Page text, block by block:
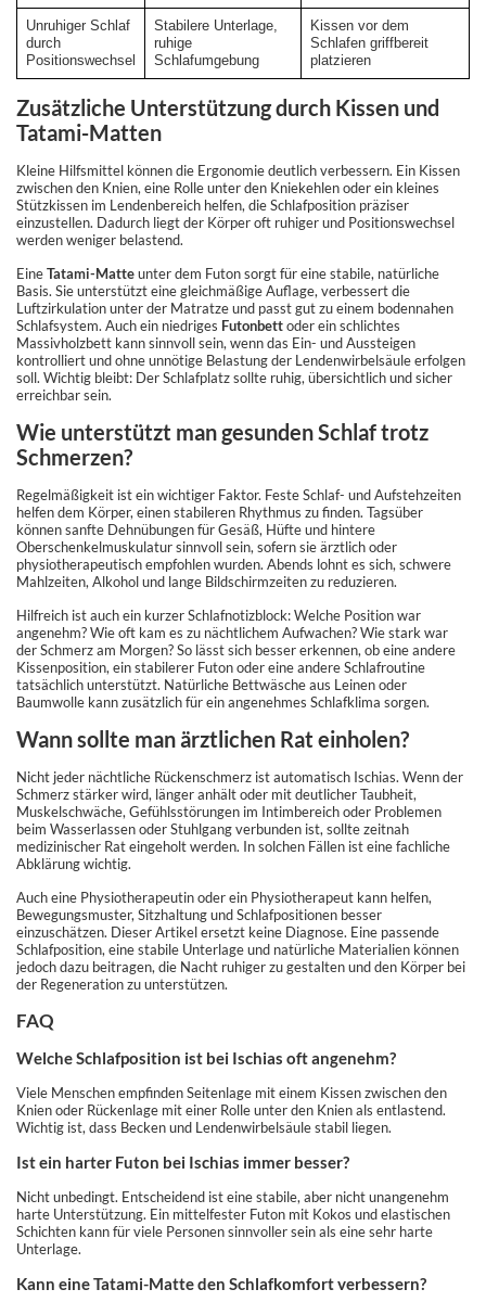
Unruhiger Schlaf
durch
Positionswechsel
Stabilere Unterlage,
ruhige
Schlafumgebung
Kissen vor dem
Schlafen griffbereit
platzieren
Zusätzliche Unterstützung durch Kissen und
Tatami-Matten
Kleine Hilfsmittel können die Ergonomie deutlich verbessern. Ein Kissen
zwischen den Knien, eine Rolle unter den Kniekehlen oder ein kleines
Stützkissen im Lendenbereich helfen, die Schlafposition präziser
einzustellen. Dadurch liegt der Körper oft ruhiger und Positionswechsel
werden weniger belastend.
EineTatami-Matteunter dem Futon sorgt für eine stabile, natürliche
Basis. Sie unterstützt eine gleichmäßige Auflage, verbessert die
Luftzirkulation unter der Matratze und passt gut zu einem bodennahen
Schlafsystem. Auch ein niedriges Futonbettoder ein schlichtes
Massivholzbett kann sinnvoll sein, wenn das Ein- und Aussteigen
kontrolliert und ohne unnötige Belastung der Lendenwirbelsäule erfolgen
soll. Wichtig bleibt: Der Schlafplatz sollte ruhig, übersichtlich und sicher
erreichbar sein.
Wie unterstützt man gesunden Schlaf trotz
Schmerzen?
Regelmäßigkeit ist ein wichtiger Faktor. Feste Schlaf- und Aufstehzeiten
helfen dem Körper, einen stabileren Rhythmus zu finden. Tagsüber
können sanfte Dehnübungen für Gesäß, Hüfte und hintere
Oberschenkelmuskulatur sinnvoll sein, sofern sie ärztlich oder
physiotherapeutisch empfohlen wurden. Abends lohnt es sich, schwere
Mahlzeiten, Alkohol und lange Bildschirmzeiten zu reduzieren.
Hilfreich ist auch ein kurzer Schlafnotizblock: Welche Position war
angenehm? Wie oft kam es zu nächtlichem Aufwachen? Wie stark war
der Schmerz am Morgen? So lässt sich besser erkennen, ob eine andere
Kissenposition, ein stabilerer Futon oder eine andere Schlafroutine
tatsächlich unterstützt. Natürliche Bettwäsche aus Leinen oder
Baumwolle kann zusätzlich für ein angenehmes Schlafklima sorgen.
Wann sollte man ärztlichen Rat einholen?
Nicht jeder nächtliche Rückenschmerz ist automatisch Ischias. Wenn der
Schmerz stärker wird, länger anhält oder mit deutlicher Taubheit,
Muskelschwäche, Gefühlsstörungen im Intimbereich oder Problemen
beim Wasserlassen oder Stuhlgang verbunden ist, sollte zeitnah
medizinischer Rat eingeholt werden. In solchen Fällen ist eine fachliche
Abklärung wichtig.
Auch eine Physiotherapeutin oder ein Physiotherapeut kann helfen,
Bewegungsmuster, Sitzhaltung und Schlafpositionen besser
einzuschätzen. Dieser Artikel ersetzt keine Diagnose. Eine passende
Schlafposition, eine stabile Unterlage und natürliche Materialien können
jedoch dazu beitragen, die Nacht ruhiger zu gestalten und den Körper bei
der Regeneration zu unterstützen.
FAQ
Welche Schlafposition ist bei Ischias oft angenehm?
Viele Menschen empfinden Seitenlage mit einem Kissen zwischen den
Knien oder Rückenlage mit einer Rolle unter den Knien als entlastend.
Wichtig ist, dass Becken und Lendenwirbelsäule stabil liegen.
Ist ein harter Futon bei Ischias immer besser?
Nicht unbedingt. Entscheidend ist eine stabile, aber nicht unangenehm
harte Unterstützung. Ein mittelfester Futon mit Kokos und elastischen
Schichten kann für viele Personen sinnvoller sein als eine sehr harte
Unterlage.
Kann eine Tatami-Matte den Schlafkomfort verbessern?